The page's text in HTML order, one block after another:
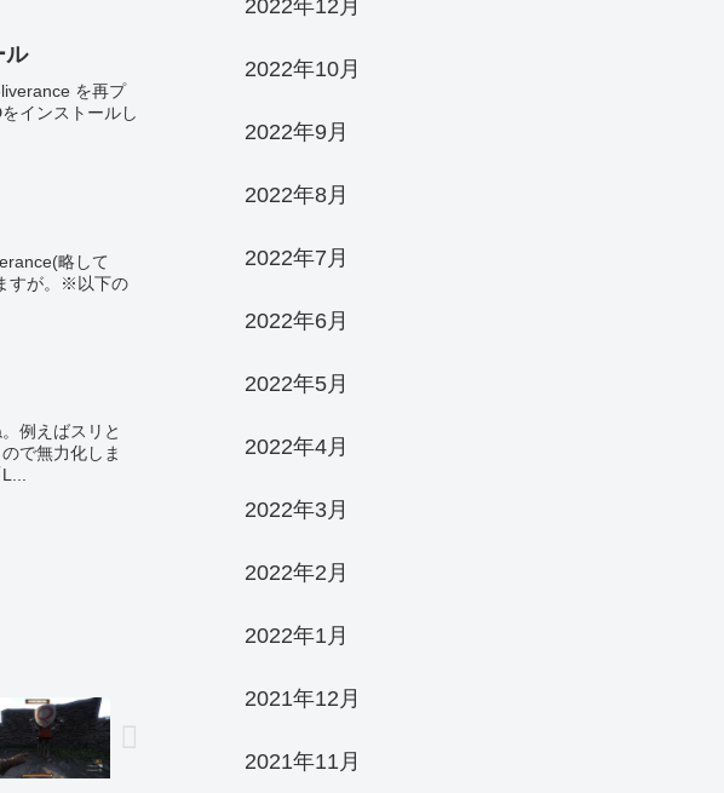
ル
を再プ
インストールし
略して
すが。※以下の
例えばスリと
で無力化しま
2022年12月
2022年10月
2022年9月
2022年8月
2022年7月
2022年6月
2022年5月
2022年4月
2022年3月
2022年2月
2022年1月
2021年12月
2021年11月